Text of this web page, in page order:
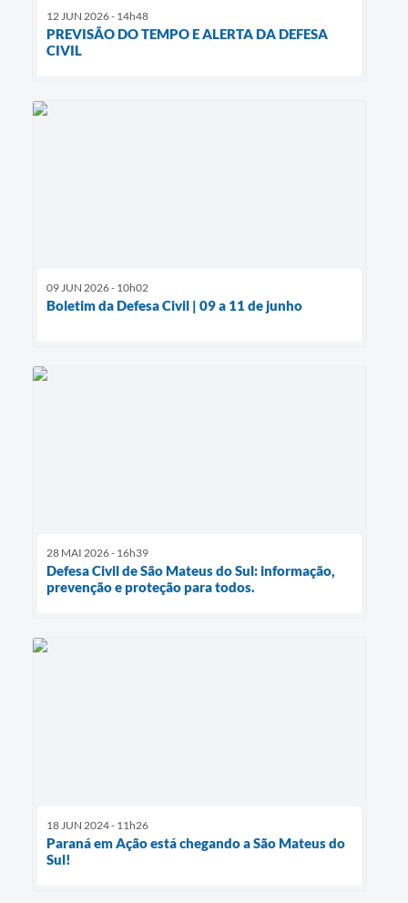
12 JUN 2026 - 14h48
PREVISÃO DO TEMPO E ALERTA DA DEFESA
CIVIL
09 JUN 2026 - 10h02
Boletim da Defesa Civil | 09 a 11 de junho
28 MAI 2026 - 16h39
Defesa Civil de São Mateus do Sul: informação,
prevenção e proteção para todos.
18 JUN 2024 - 11h26
Paraná em Ação está chegando a São Mateus do
Sul!